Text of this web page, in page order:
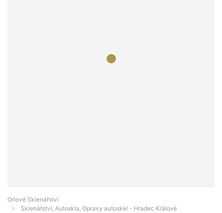
Orlové Sklenářství
Sklenářství, Autoskla, Opravy autoskel - Hradec Králové